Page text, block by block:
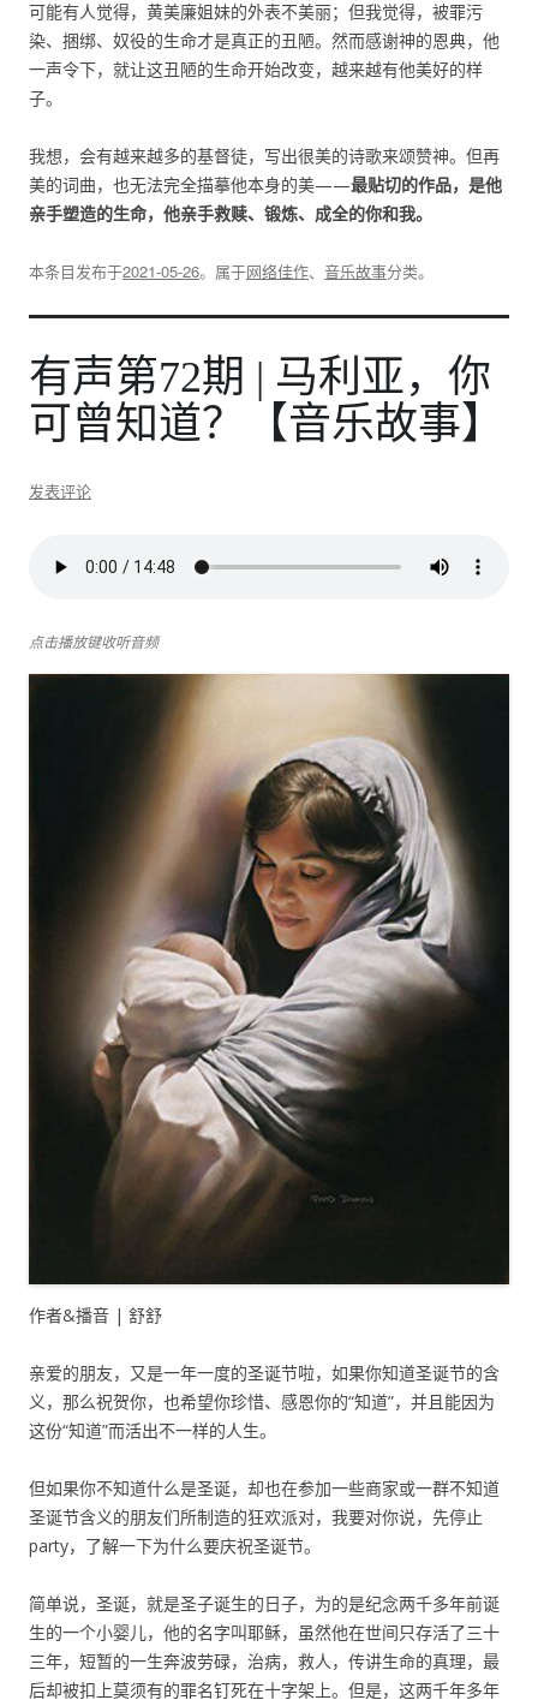
可能有人觉得，黄美廉姐妹的外表不美丽；但我觉得，被罪污
染、捆绑、奴役的生命才是真正的丑陋。然而感谢神的恩典，他
一声令下，就让这丑陋的生命开始改变，越来越有他美好的样
子。
我想，会有越来越多的基督徒，写出很美的诗歌来颂赞神。但再
美的词曲，也无法完全描摹他本身的美——最贴切的作品，是他
亲手塑造的生命，他亲手救赎、锻炼、成全的你和我。
本条目发布于2021-05-26。属于网络佳作、 音乐故事分类。
有声第72期 | 马利亚，你
可曾知道？【音乐故事】
发表评论
点击播放键收听音频
作者&播音 | 舒舒
亲爱的朋友，又是一年一度的圣诞节啦，如果你知道圣诞节的含
义，那么祝贺你，也希望你珍惜、感恩你的“知道”，并且能因为
这份“知道”而活出不一样的人生。
但如果你不知道什么是圣诞，却也在参加一些商家或一群不知道
圣诞节含义的朋友们所制造的狂欢派对，我要对你说，先停止
party，了解一下为什么要庆祝圣诞节。
简单说，圣诞，就是圣子诞生的日子，为的是纪念两千多年前诞
生的一个小婴儿，他的名字叫耶稣，虽然他在世间只存活了三十
三年，短暂的一生奔波劳碌，治病，救人，传讲生命的真理，最
后却被扣上莫须有的罪名钉死在十字架上。但是，这两千年多年